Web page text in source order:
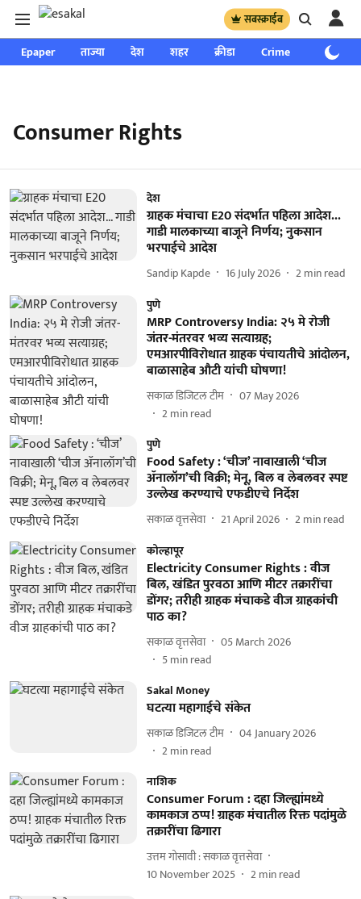
सबस्क्राईब
Epaper ताज्या देश शहर क्रीडा Crime साप्ताहिक
Consumer Rights
देश
ग्राहक मंचाचा E20 संदर्भात पहिला आदेश...
गाडी मालकाच्या बाजूने निर्णय; नुकसान
भरपाईचे आदेश
Sandip Kapde 16 July 2026 2min read
पुणे
MRP Controversy India: २५ मे रोजी
जंतर-मंतरवर भव्य सत्याग्रह;
एमआरपीविरोधात ग्राहक पंचायतीचे आंदोलन,
बाळासाहेब औटी यांची घोषणा!
सकाळ डिजिटल टीम
07 May 2026
2min read
पुणे
Food Safety : ‘चीज’ नावाखाली ‘चीज
ॲनालॉग’ची विक्री; मेनू, बिल व लेबलवर स्पष्ट
उल्लेख करण्याचे एफडीएचे निर्देश
सकाळ वृत्तसेवा 21 April 2026 2min read
कोल्हापूर
Electricity Consumer Rights : वीज
बिल, खंडित पुरवठा आणि मीटर तक्रारींचा
डोंगर; तरीही ग्राहक मंचाकडे वीज ग्राहकांची
पाठ का?
सकाळ वृत्तसेवा
05 March 2026
5min read
Sakal Money
घटत्या महागाईचे संकेत
सकाळ डिजिटल टीम
04 January 2026
2min read
नाशिक
Consumer Forum : दहा जिल्ह्यांमध्ये
कामकाज ठप्प! ग्राहक मंचातील रिक्त पदांमुळे
तक्रारींचा ढिगारा
उत्तम गोसावी : सकाळ वृत्तसेवा
10 November 2025
2min read